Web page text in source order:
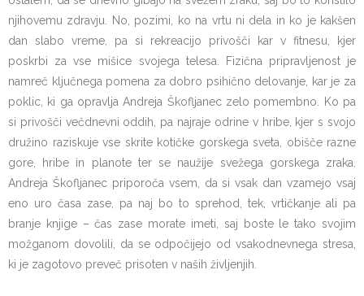
njihovemu zdravju. No, pozimi, ko na vrtu ni dela in ko je kakšen
dan slabo vreme, pa si rekreacijo privošči kar v fitnesu, kjer
poskrbi za vse mišice svojega telesa. Fizična pripravljenost je
namreč ključnega pomena za dobro psihično delovanje, kar je za
poklic, ki ga opravlja Andreja Škofljanec zelo pomembno. Ko pa
si privošči večdnevni oddih, pa najraje odrine v hribe, kjer s svojo
družino raziskuje vse skrite kotičke gorskega sveta, obišče razne
gore, hribe in planote ter se naužije svežega gorskega zraka.
Andreja Škofljanec priporoča vsem, da si vsak dan vzamejo vsaj
eno uro časa zase, pa naj bo to sprehod, tek, vrtičkanje ali pa
branje knjige – čas zase morate imeti, saj boste le tako svojim
možganom dovolili, da se odpočijejo od vsakodnevnega stresa,
ki je zagotovo preveč prisoten v naših življenjih.